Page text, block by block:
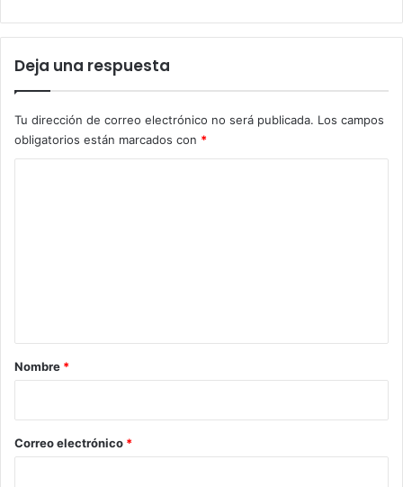
Deja una respuesta
Tu dirección de correo electrónico no será publicada. Los campos
obligatorios están marcados con *
r
*
Nombre *
Correo electrónico *